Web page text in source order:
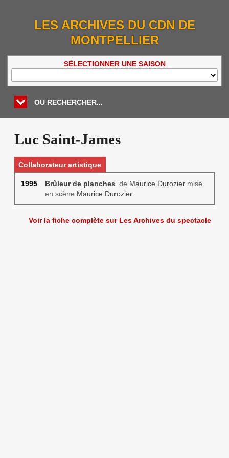
LES ARCHIVES DU CDN DE
MONTPELLIER
SÉLECTIONNER UNE SAISON
OU RECHERCHER...
Luc Saint-James
Collaborateur artistique
1995 Brûleur de planches de Maurice Duroziermise
en scène Maurice Durozier
Voir la fiche complète sur Les Archives du spectacle